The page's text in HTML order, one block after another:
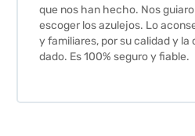
que nos han hecho. Nos
escoger los azulejos. Lo
y familiares, por su calidad y la
dado. Es 100% seguro y fiable.